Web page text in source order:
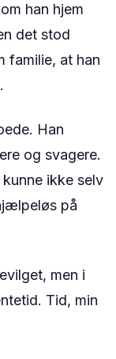
han hjem
det stod
familie, at han
Han
og svagere.
ikke selv
på
men i
Tid, min